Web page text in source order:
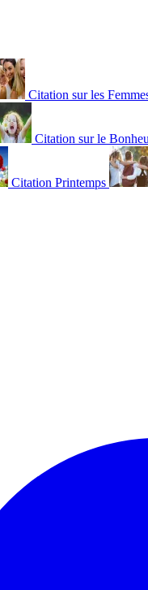
Citation sur les
Citation sur le
Citation Printemps